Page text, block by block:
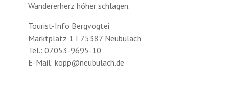
Wandererherz höher schlagen.
Tourist-Info Bergvogtei
Marktplatz 1 I 75387 Neubulach
Tel.: 07053-9695-10
E-Mail: kopp@neubulach.de